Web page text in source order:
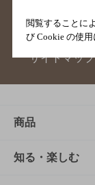
サイトマップ
商品
商品TOP
知る・楽しむ
閲覧することによ
び Cookie の使用